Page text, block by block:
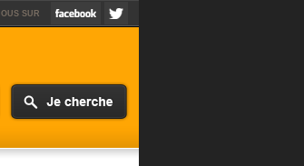
SUR